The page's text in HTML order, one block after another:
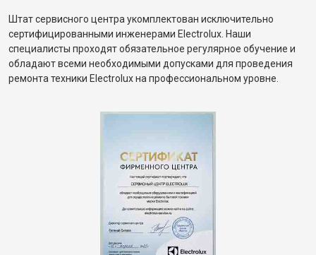
Штат сервисного центра укомплектован исключительно
сертифицированными инженерами Electrolux. Наши
специалисты проходят обязательное регулярное обучение и
обладают всеми необходимыми допусками для проведения
ремонта техники Electrolux на профессиональном уровне.